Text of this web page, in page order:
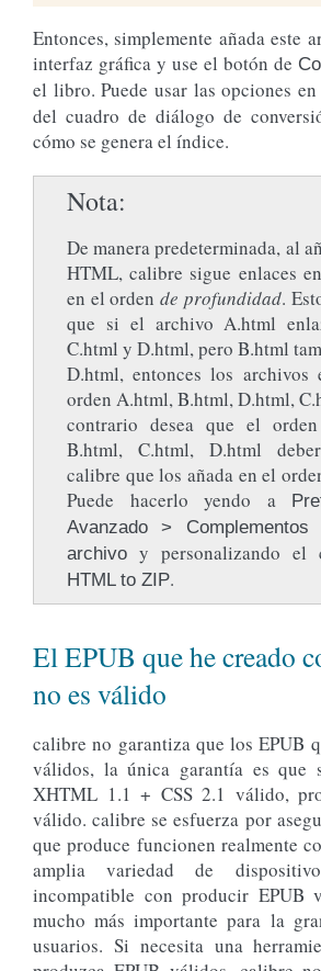
Entonces, simplemente añada este
interfaz gráfica y use el botón de
el libro. Puede usar las opciones
del cuadro de diálogo de
cómo se genera el índice.
Nota
De manera predeterminada, al
HTML, calibre sigue enlaces
en el ordende profundidad.
que si el archivo A.html
C.html y D.html, pero B.html
D.html, entonces los archivos
orden A.html, B.html, D.html,
contrario desea que el
B.html, C.html, D.html
calibre que los añada en el
Puede hacerlo yendo a
Avanzado >
archivo y personalizando el
HTML to ZIP.
El EPUB que he creado
no es válido
calibre no garantiza que los EPUB
válidos, la única garantía es que
XHTML 1.1 + CSS 2.1 válido,
válido. calibre se esfuerza por
que produce funcionen realmente
amplia variedad de
incompatible con producir EPUB
mucho más importante para la
usuarios. Si necesita una